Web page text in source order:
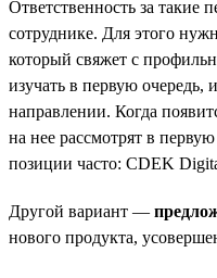
Ответственность за такие
сотруднике. Для этого
который свяжет с
изучать в первую очередь,
направлении. Когда
на нее рассмотрят в
позиции часто: CDEK
Другой вариант —
нового продукта,